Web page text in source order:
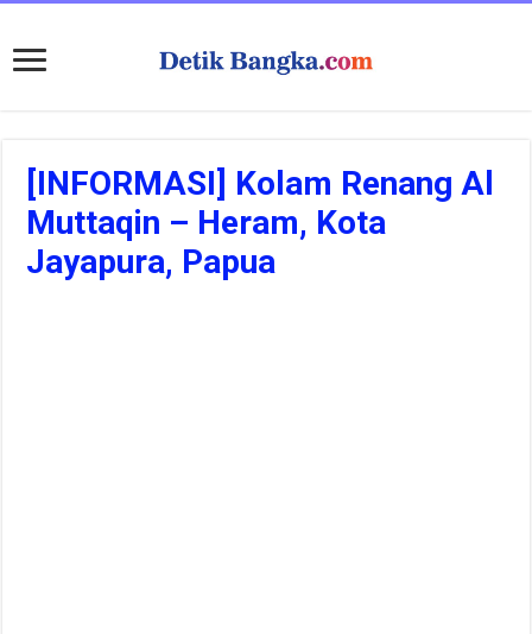
[INFORMASI] Kolam Renang Al
Muttaqin – Heram, Kota
Jayapura, Papua